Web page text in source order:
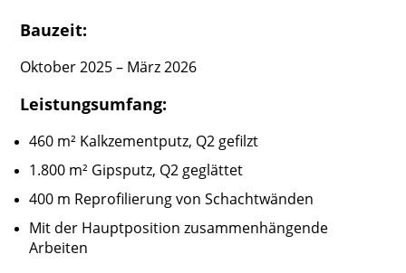
Bauzeit:
Oktober 2025 – März 2026
Leistungsumfang:
460 m² Kalkzementputz, Q2 gefilzt
1.800 m² Gipsputz, Q2 geglättet
400 m Reprofilierung von Schachtwänden
Mit der Hauptposition zusammenhängende
Arbeiten